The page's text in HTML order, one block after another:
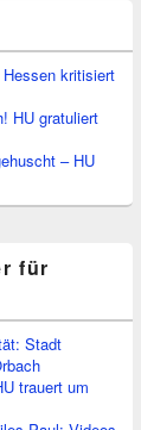
kritisiert
HU gratuliert
– HU
für
Stadt
trauert um